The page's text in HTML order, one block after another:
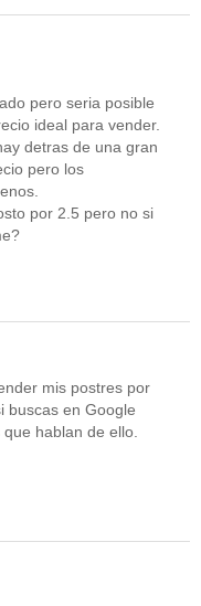
pero seria posible
ideal para vender.
detras de una gran
pero los
por 2.5 pero no si
mis postres por
buscas en Google
hablan de ello.